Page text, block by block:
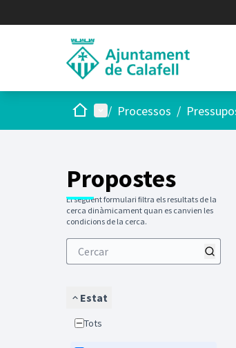
Inici Menú principal
/ Processos /
Propostes
El següent formulari filtra els resultats de la
cerca dinàmicament quan es canvien les
condicions de la cerca.
Estat
Tots